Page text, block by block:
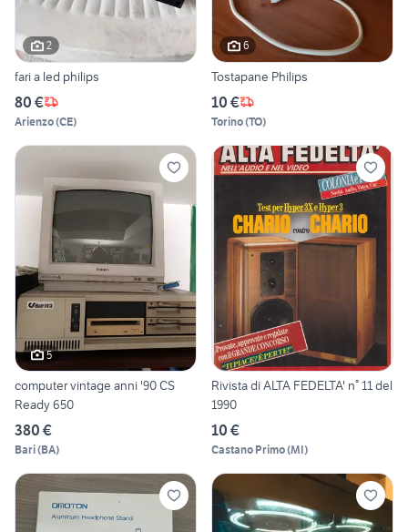
2
fari a led philips
80 €
Arienzo(CE)
6
Tostapane Philips
10 €
Torino(TO)
5
computer vintage anni '90 CS
Ready 650
380 €
Bari(BA)
Rivista di ALTA FEDELTA' n° 11 del
1990
10 €
Castano Primo(MI)